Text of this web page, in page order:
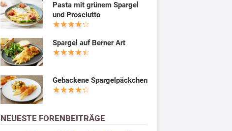
Pasta mit grünem Spargel
und Prosciutto
Spargel auf Berner Art
Gebackene Spargelpäckchen
NEUESTE FORENBEITRÄGE